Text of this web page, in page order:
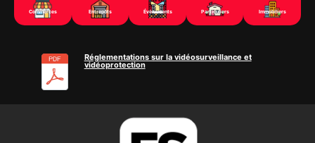
Commerces Entrepôts Évènements Particuliers Immobiliers
Réglementations sur la vidéosurveillance et
vidéoprotection